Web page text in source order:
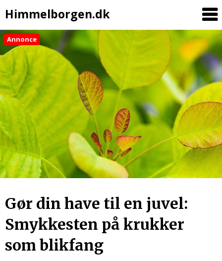
Himmelborgen.dk
Annonce
Gør din have til en juvel:
Smykkesten på krukker
som blikfang